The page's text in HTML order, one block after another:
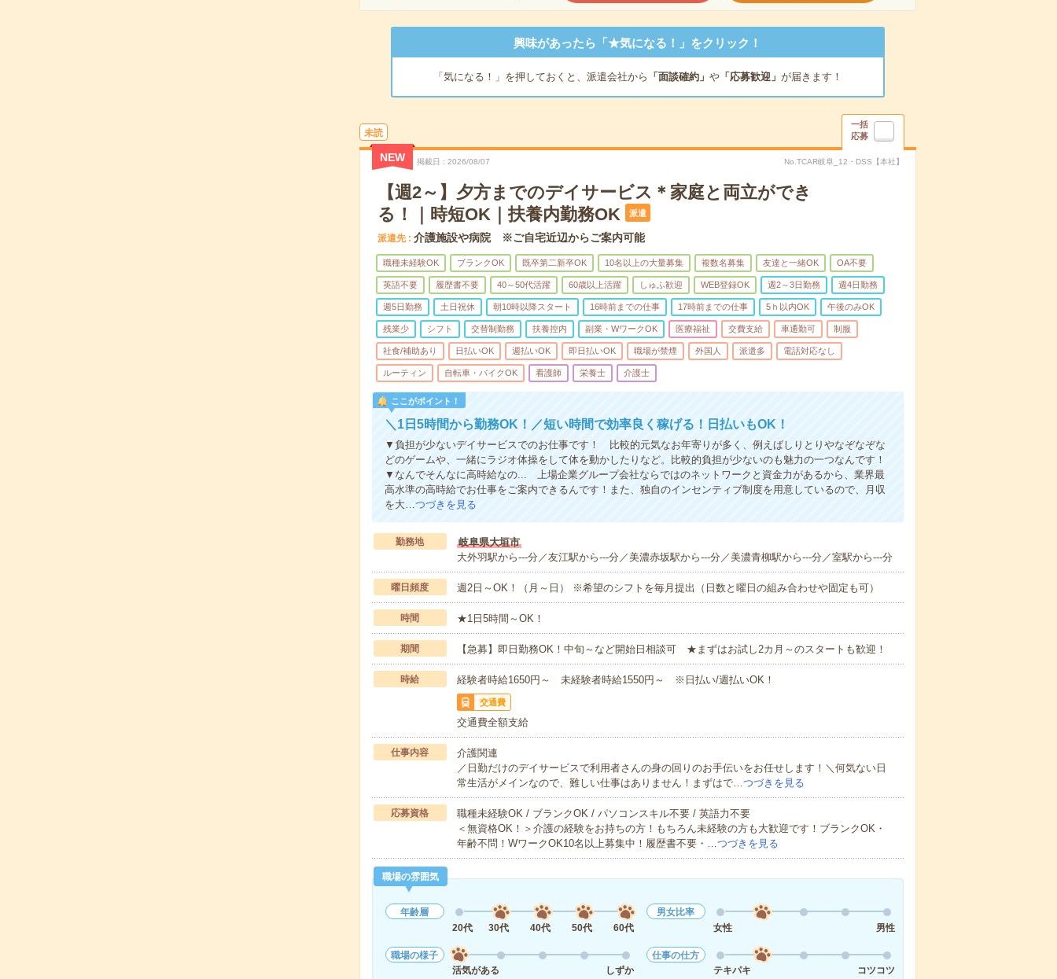
興味があったら「★気になる！」をクリック！
「気になる！」を押しておくと、派遣会社から 「面談確約」 や「応募歓迎」 が届きます！
未読
一括
応募
NEW 掲載日 2026/08/07 No.TCAR岐阜_12・DSS【本社】
【週2～】夕方までのデイサービス＊家庭と両立ができ
る！｜時短OK｜扶養内勤務OK
派遣
派遣先 介護施設や病院 ※ご自宅近辺からご案内可能
職種未経験OK ブランクOK 既卒第二新卒OK 10名以上の大量募集 複数名募集 友達と一緒OK OA不要
英語不要 履歴書不要 40～50代活躍 60歳以上活躍 しゅふ歓迎 WEB登録OK 週2～3日勤務 週4日勤務
週5日勤務 土日祝休 朝10時以降スタート 16時前までの仕事 17時前までの仕事 5ｈ以内OK 午後のみOK
残業少 シフト 交替制勤務 扶養控内 副業・WワークOK 医療福祉 交費支給 車通勤可 制服
社食/補助あり 日払いOK 週払いOK 即日払いOK 職場が禁煙 外国人 派遣多 電話対応なし
ルーティン 自転車・バイクOK 看護師 栄養士 介護士
ここがポイント！
＼1日5時間から勤務OK！／短い時間で効率良く稼げる！日払いもOK！
▼負担が少ないデイサービスでのお仕事です！ 比較的元気なお年寄りが多く、例えばしりとりやなぞなぞな
どのゲームや、一緒にラジオ体操をして体を動かしたりなど。比較的負担が少ないのも魅力の一つなんです！
▼なんでそんなに高時給なの... 上場企業グループ会社ならではのネットワークと資金力があるから、業界最
高水準の高時給でお仕事をご案内できるんです！また、独自のインセンティブ制度を用意しているので、月収
を大…つづきを見る
勤務地
岐阜県大垣市
大外羽駅から---分／友江駅から---分／美濃赤坂駅から---分／美濃青柳駅から---分／室駅から---分
曜日頻度 週2日～OK！（月～日） ※希望のシフトを毎月提出（日数と曜日の組み合わせや固定も可）
時間 ★1日5時間～OK！
期間 【急募】即日勤務OK！中旬～など開始日相談可 ★まずはお試し2カ月～のスタートも歓迎！
時給 経験者時給1650円～ 未経験者時給1550円～ ※日払い/週払いOK！
交通費
交通費全額支給
仕事内容
介護関連
／日勤だけのデイサービスで利用者さんの身の回りのお手伝いをお任せします！＼何気ない日
常生活がメインなので、難しい仕事はありません！まずはで…つづきを見る
応募資格
職種未経験OK / ブランクOK / パソコンスキル不要 / 英語力不要
＜無資格OK！＞介護の経験をお持ちの方！もちろん未経験の方も大歓迎です！ブランクOK・
年齢不問！WワークOK10名以上募集中！履歴書不要・…つづきを見る
職場の雰囲気
年齢層
20代
30代 40代 50代 60代
男女比率
女性
男性
職場の様子
活気がある
しずか
仕事の仕方
テキパキ
コツコツ